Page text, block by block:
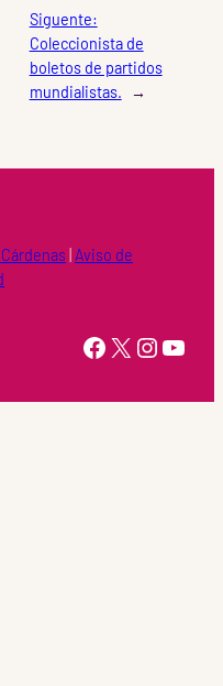
Siguente:
Coleccionista de
boletos de partidos
mundialistas.
→
Aviso de
https://www.facebook.com/Ahtziri-Cardenas-147415518616960/ X Instagram YouTube